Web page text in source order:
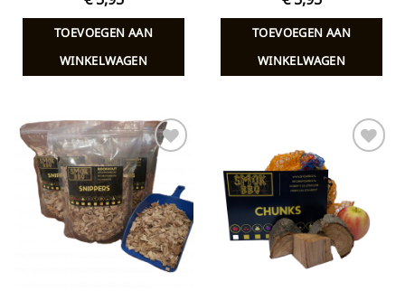
TOEVOEGEN AAN
WINKELWAGEN
TOEVOEGEN AAN
WINKELWAGEN
Toevoegen
aan
verlanglijst
Toevoegen
verlanglijst